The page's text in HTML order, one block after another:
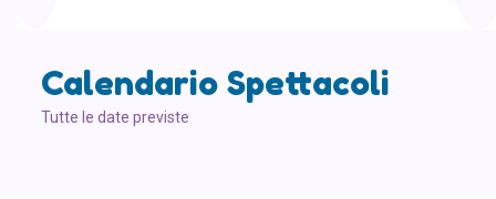
Calendario Spettacoli
Tutte le date previste